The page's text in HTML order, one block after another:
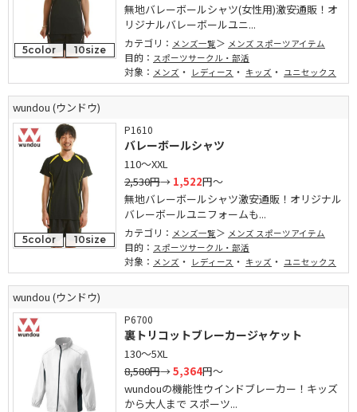
5color 10size
無地バレーボールシャツ(女性用)激安通販！オ
リジナルバレーボールユニ...
カテゴリ： メンズ一覧 メンズ スポーツアイテム
目的： スポーツサークル・部活
対象： メンズ ・ レディース ・ キッズ ・ ユニセックス
wundou (ウンドウ)
5color 10size
P1610
バレーボールシャツ
110～XXL
2,530円→ 1,522円～
無地バレーボールシャツ激安通販！オリジナル
バレーボールユニフォームも...
カテゴリ： メンズ一覧 メンズ スポーツアイテム
目的： スポーツサークル・部活
対象： メンズ ・ レディース ・ キッズ ・ ユニセックス
wundou (ウンドウ)
P6700
裏トリコットブレーカージャケット
130～5XL
8,580円→5,364円～
wundouの機能性ウインドブレーカー！キッズ
から大人まで スポーツ...